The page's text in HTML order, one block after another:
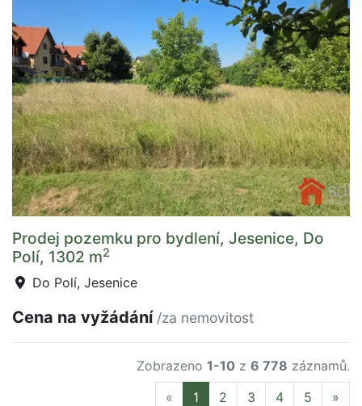
Prodej pozemku pro bydlení, Jesenice, Do
Polí, 1302 m2
Do Polí, Jesenice
Cena na vyžádání /za nemovitost
Zobrazeno 1-10 z 6 778 záznamů.
« Previous
1 2 3 4 5 »